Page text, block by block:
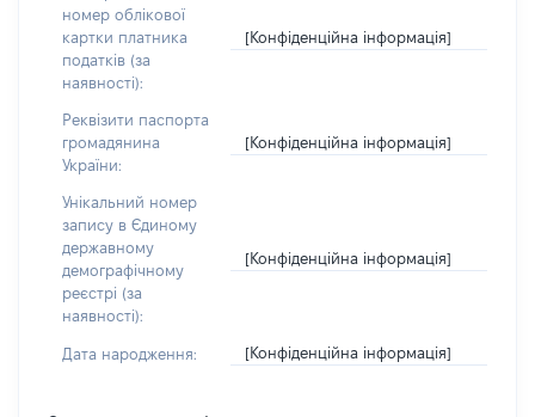
номер облікової
картки платника
податків (за
наявності):
[Конфіденційна інформація]
Реквізити паспорта
громадянина
України:
[Конфіденційна інформація]
Унікальний номер
запису в Єдиному
державному
демографічному
реєстрі (за
наявності):
[Конфіденційна інформація]
Дата народження: [Конфіденційна інформація]